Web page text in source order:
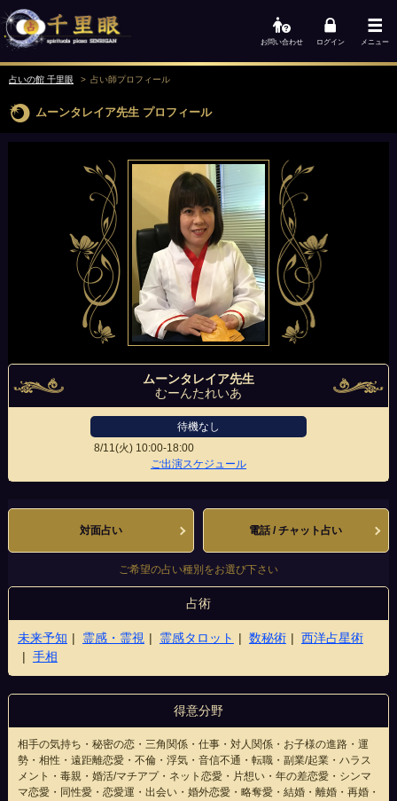
お問い合わせ ログイン メニュー
占いの館 千里眼 占い師プロフィール
ムーンタレイア先生 プロフィール
ムーンタレイア先生
むーんたれいあ
待機なし
8/11(火) 10:00-18:00
ご出演スケジュール
対面占い 電話 / チャット占い
ご希望の占い種別をお選び下さい
占術
未来予知 霊感・霊視 霊感タロット 数秘術
西洋占星術
手相
得意分野
相手の気持ち・秘密の恋・三角関係・仕事・対人関係・お子様の進路・運
勢・相性・遠距離恋愛・不倫・浮気・音信不通・転職・副業/起業・ハラス
メント・毒親・婚活/マチアプ・ネット恋愛・片想い・年の差恋愛・シンマ
マ恋愛・同性愛・恋愛運・出会い・婚外恋愛・略奪愛・結婚・離婚・再婚・